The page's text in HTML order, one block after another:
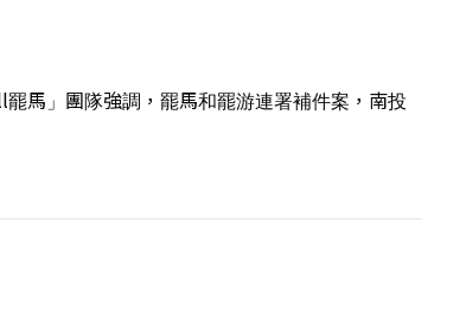
馬」團隊強調，罷馬和罷游連署補件案，南投